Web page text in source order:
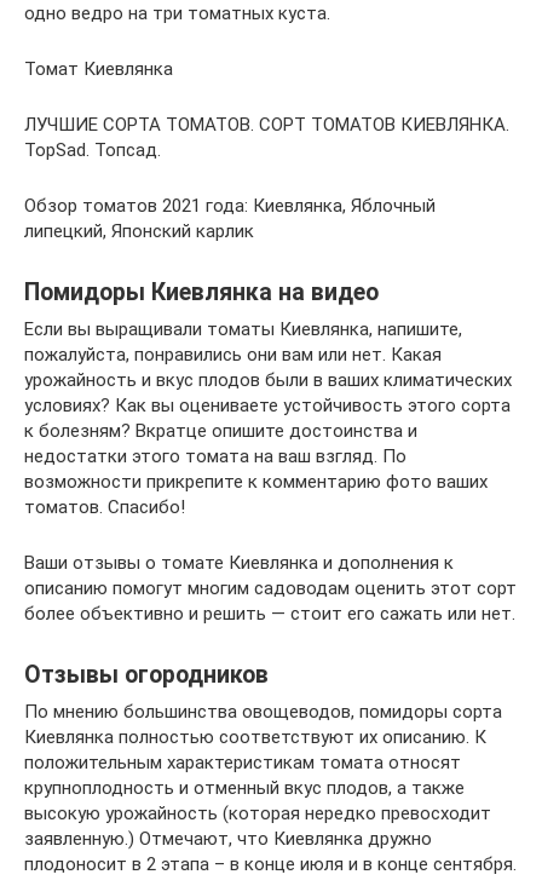
одно ведро на три томатных куста.
Томат Киевлянка
ЛУЧШИЕ СОРТА ТОМАТОВ. СОРТ ТОМАТОВ КИЕВЛЯНКА.
TopSad. Топсад.
Обзор томатов 2021 года: Киевлянка, Яблочный
липецкий, Японский карлик
Помидоры Киевлянка на видео
Если вы выращивали томаты Киевлянка, напишите,
пожалуйста, понравились они вам или нет. Какая
урожайность и вкус плодов были в ваших климатических
условиях? Как вы оцениваете устойчивость этого сорта
к болезням? Вкратце опишите достоинства и
недостатки этого томата на ваш взгляд. По
возможности прикрепите к комментарию фото ваших
томатов. Спасибо!
Ваши отзывы о томате Киевлянка и дополнения к
описанию помогут многим садоводам оценить этот сорт
более объективно и решить — стоит его сажать или нет.
Отзывы огородников
По мнению большинства овощеводов, помидоры сорта
Киевлянка полностью соответствуют их описанию. К
положительным характеристикам томата относят
крупноплодность и отменный вкус плодов, а также
высокую урожайность (которая нередко превосходит
заявленную.) Отмечают, что Киевлянка дружно
плодоносит в 2 этапа – в конце июля и в конце сентября.